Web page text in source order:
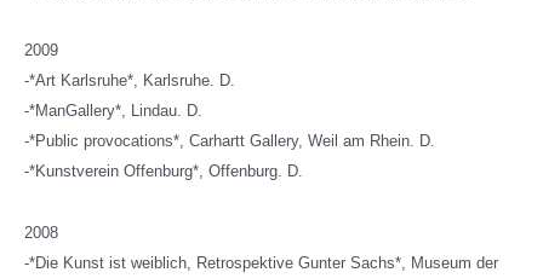
2009
-*Art Karlsruhe*, Karlsruhe. D.
-*ManGallery*, Lindau. D.
-*Public provocations*, Carhartt Gallery, Weil am Rhein. D.
-*Kunstverein Offenburg*, Offenburg. D.
2008
-*Die Kunst ist weiblich, Retrospektive Gunter Sachs*, Museum der